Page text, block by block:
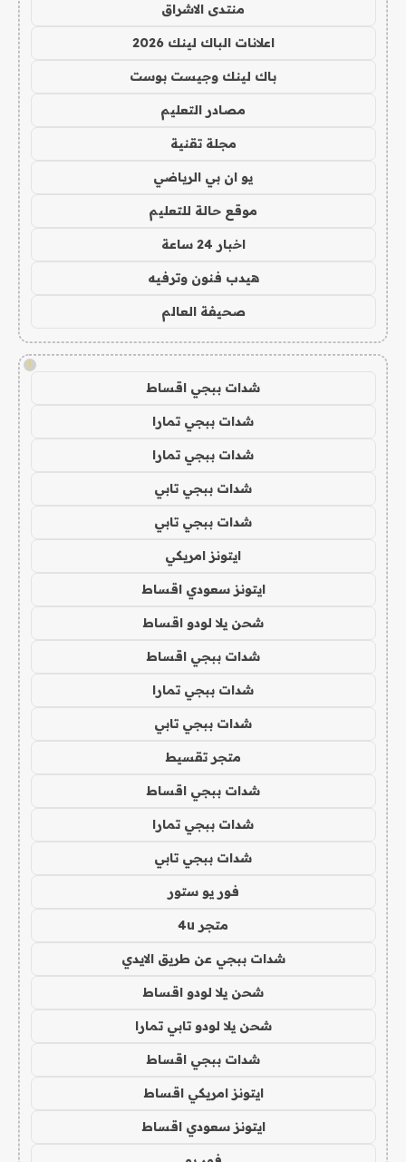
منتدى الاشراق
اعلانات الباك لينك 2026
باك لينك وجيست بوست
مصادر التعليم
مجلة تقنية
يو ان بي الرياضي
موقع حالة للتعليم
اخبار 24 ساعة
هيدب فنون وترفيه
صحيفة العالم
!
شدات ببجي اقساط
شدات ببجي تمارا
شدات ببجي تمارا
شدات ببجي تابي
شدات ببجي تابي
ايتونز امريكي
ايتونز سعودي اقساط
شحن يلا لودو اقساط
شدات ببجي اقساط
شدات ببجي تمارا
شدات ببجي تابي
متجر تقسيط
شدات ببجي اقساط
شدات ببجي تمارا
شدات ببجي تابي
فور يو ستور
متجر 4u
شدات ببجي عن طريق الايدي
شحن يلا لودو اقساط
شحن يلا لودو تابي تمارا
شدات ببجي اقساط
ايتونز امريكي اقساط
ايتونز سعودي اقساط